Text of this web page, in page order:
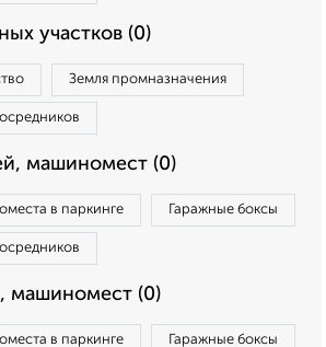
участков (0)
Земля промназначения
машиномест (0)
в паркинге Гаражные боксы
машиномест (0)
в паркинге Гаражные боксы